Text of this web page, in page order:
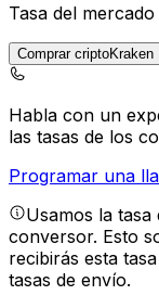
Tasa del
Comprar criptoKraken
Habla con un
las tasas de los
Programar una
Usamos la
conversor. Esto
recibirás esta
tasas de envío.